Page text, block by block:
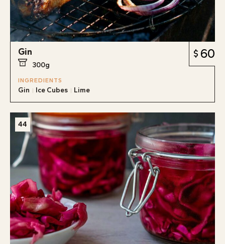
Gin
300g
60
INGREDIENTS
Gin Ice Cubes Lime
44